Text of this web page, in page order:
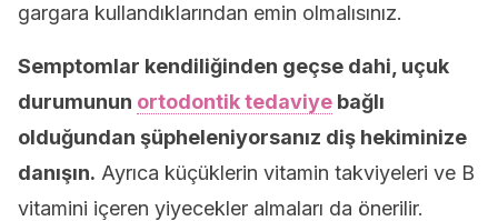
gargara kullandıklarından emin olmalısınız.
Semptomlar kendiliğinden geçse dahi, uçuk
durumunun ortodontik tedaviye bağlı
olduğundan şüpheleniyorsanız diş hekiminize
danışın. Ayrıca küçüklerin vitamin takviyeleri ve B
vitamini içeren yiyecekler almaları da önerilir.